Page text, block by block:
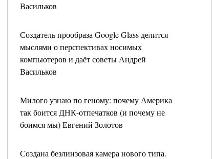
Васильков
Создатель прообраза Google Glass делится
мыслями о перспективах носимых
компьютеров и даёт советы Андрей
Васильков
Милого узнаю по геному: почему Америка
так боится ДНК-отпечатков (и почему не
боимся мы) Евгений Золотов
Создана безлинзовая камера нового типа.